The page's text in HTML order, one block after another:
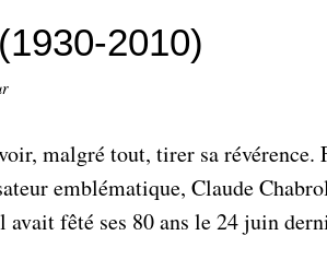
2010)
malgré tout, tirer sa révérence.
emblématique, Claude
avait fêté ses 80 ans le 24 juin